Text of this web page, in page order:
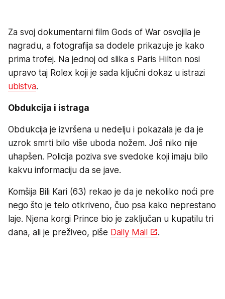
Za svoj dokumentarni film Gods of War osvojila je
nagradu, a fotografija sa dodele prikazuje je kako
prima trofej. Na jednoj od slika s Paris Hilton nosi
upravo taj Rolex koji je sada ključni dokaz u istrazi
ubistva.
Obdukcija i istraga
Obdukcija je izvršena u nedelju i pokazala je da je
uzrok smrti bilo više uboda nožem. Još niko nije
uhapšen. Policija poziva sve svedoke koji imaju bilo
kakvu informaciju da se jave.
Komšija Bili Kari (63) rekao je da je nekoliko noći pre
nego što je telo otkriveno, čuo psa kako neprestano
laje. Njena korgi Prince bio je zaključan u kupatilu tri
dana, ali je preživeo, piše Daily Mail .